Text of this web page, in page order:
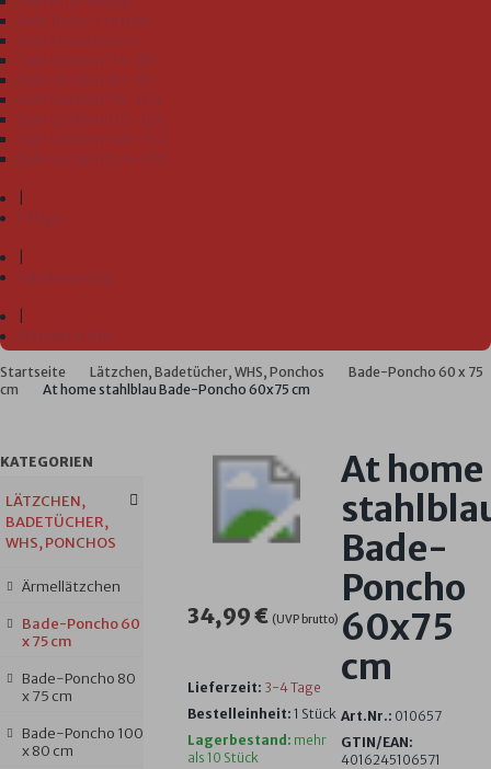
Startseite Lätzchen, Badetücher, WHS, Ponchos
Bade-Poncho 60 x 75
cm
At home stahlblau Bade-Poncho 60x75 cm
KATEGORIEN
LÄTZCHEN,
BADETÜCHER,
WHS, PONCHOS
Ärmellätzchen
Bade-Poncho 60
x 75 cm
Bade-Poncho 80
x 75 cm
Bade-Poncho 100
x 80 cm
At home
Bade-
Poncho
60x75
cm
Art.Nr.: 010657
GTIN/EAN:
4016245106571
34,99 € (UVP brutto)
Lieferzeit: 3-4 Tage
Bestelleinheit: 1 Stück
Lagerbestand: mehr
als 10 Stück